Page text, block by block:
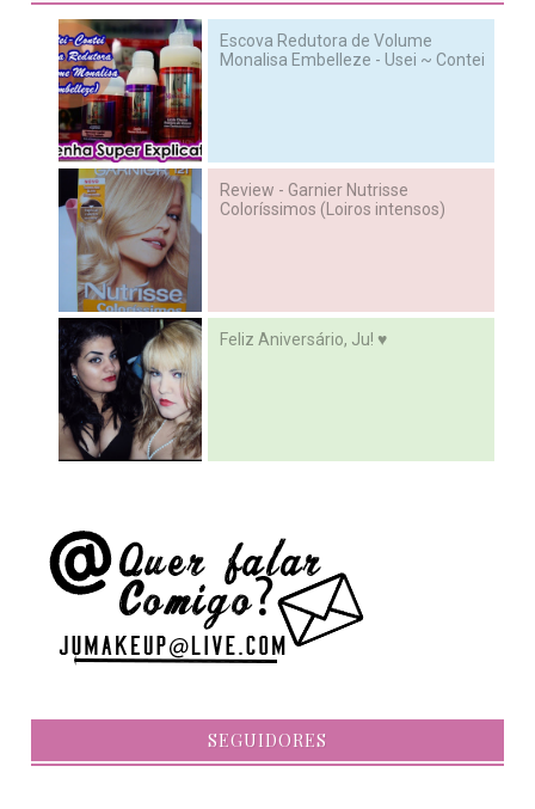
Escova Redutora de Volume
Monalisa Embelleze - Usei ~ Contei
Review - Garnier Nutrisse
Coloríssimos (Loiros intensos)
Feliz Aniversário, Ju! ♥
SEGUIDORES